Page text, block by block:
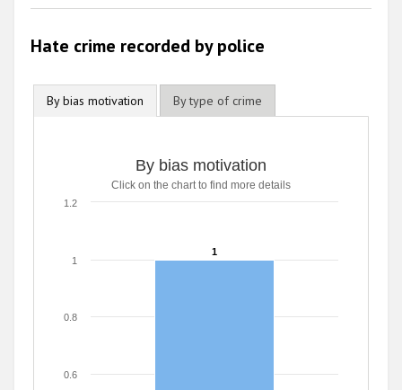
Hate crime recorded by police
By bias motivation By type of crime
By bias motivation
Click on the chart to find more details
1
1
0.6
0.8
1
1.2